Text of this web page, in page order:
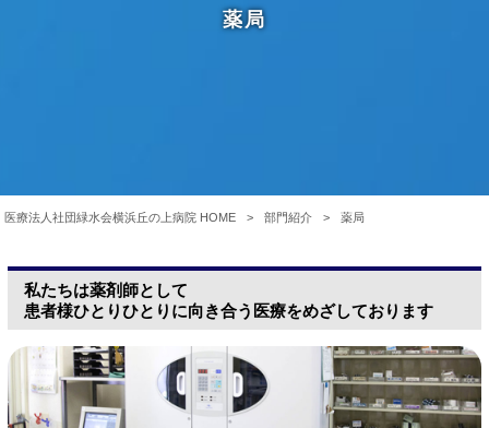
薬局
医療法人社団緑水会横浜丘の上病院 HOME > 部門紹介 > 薬局
私たちは薬剤師として
患者様ひとりひとりに向き合う医療をめざしております